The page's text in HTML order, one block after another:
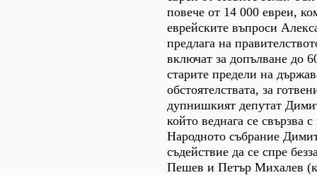
повече от 14 000 евреи,
еврейските въпроси
предлага на
включат за допълване до
старите предели на
обстоятелствата, за
дупнишкият депутат
който веднага се свързва
Народното събрание
съдействие да се спре
Пешев и Петър Михалев